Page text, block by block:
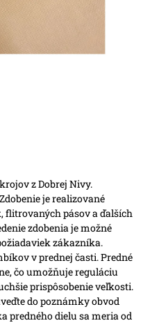
z Dobrej Nivy.
Zdobenie je realizované
pásov a ďalších
zdobenia je možné
zákazníka.
v prednej časti. Predné
čo umožňuje reguláciu
prispôsobenie veľkosti.
do poznámky obvod
predného dielu sa meria od